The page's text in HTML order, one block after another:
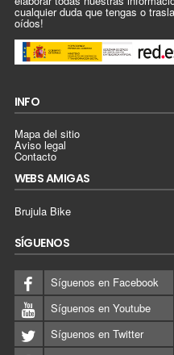
cualquier duda que tengas o
oídos!
INFO
Mapa del sitio
Aviso legal
Contacto
WEBS AMIGAS
Brujula Bike
SÍGUENOS
Síguenos en Facebook
Síguenos en Youtube
Síguenos en Twitter